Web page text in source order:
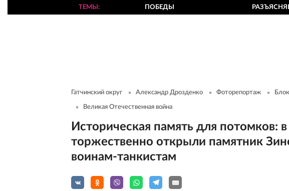
ТЕМЫ ПОБЕДЫ
Гатчинский округ Александр Дрозденко Фоторепортаж
Великая Отечественная война
Историческая память для потомков:
торжественно открыли памятник
воинам-танкистам